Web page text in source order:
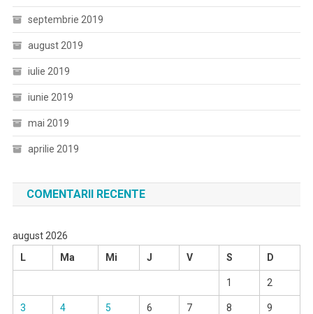
septembrie 2019
august 2019
iulie 2019
iunie 2019
mai 2019
aprilie 2019
COMENTARII RECENTE
august 2026
L
Ma Mi J V S D
1 2
3 4 5 6 7 8 9